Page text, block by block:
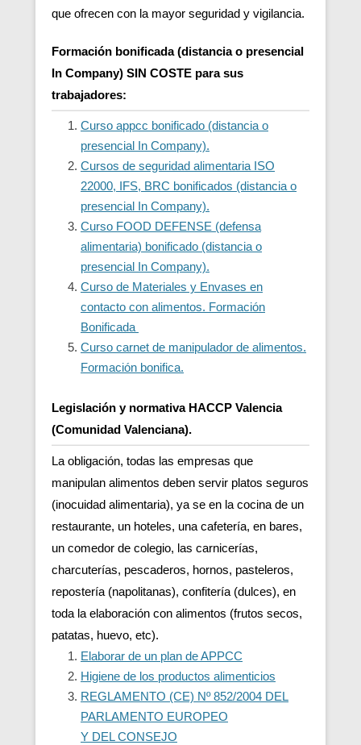
que ofrecen con la mayor seguridad y vigilancia.
Formación bonificada (distancia o presencial
In Company) SIN COSTE para sus
trabajadores:
Curso appcc bonificado (distancia o
presencial In Company).
Cursos de seguridad alimentaria ISO
22000, IFS, BRC bonificados (distancia o
presencial In Company).
Curso FOOD DEFENSE (defensa
alimentaria) bonificado (distancia o
presencial In Company).
Curso de Materiales y Envases en
contacto con alimentos. Formación
Bonificada
Curso carnet de manipulador de alimentos.
Formación bonifica.
Legislación y normativa HACCP Valencia
(Comunidad Valenciana).
La obligación, todas las empresas que
manipulan alimentos deben servir platos seguros
(inocuidad alimentaria), ya se en la cocina de un
restaurante, un hoteles, una cafetería, en bares,
un comedor de colegio, las carnicerías,
charcuterías, pescaderos, hornos, pasteleros,
repostería (napolitanas), confitería (dulces), en
toda la elaboración con alimentos (frutos secos,
patatas, huevo, etc).
Elaborar de un plan de APPCC
Higiene de los productos alimenticios
REGLAMENTO (CE) Nº 852/2004 DEL
PARLAMENTO EUROPEO
Y DEL CONSEJO